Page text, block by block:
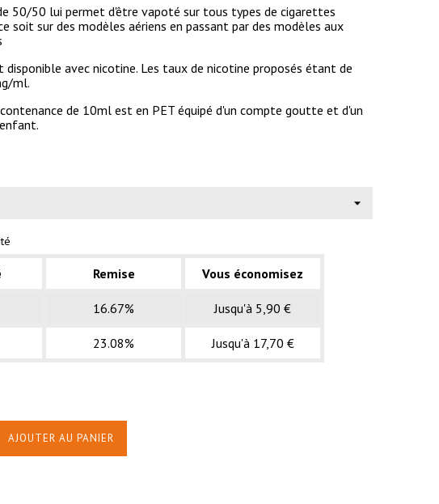
50/50 lui permet d'être vapoté sur tous types de cigarettes
soit sur des modèles aériens en passant par des modèles aux
disponible avec nicotine. Les taux de nicotine proposés étant de
ml.
de 10ml est en PET équipé d'un compte goutte et d'un
Remise Vous économisez
16.67% Jusqu'à 5,90 €
23.08% Jusqu'à 17,70 €
AJOUTER AU PANIER